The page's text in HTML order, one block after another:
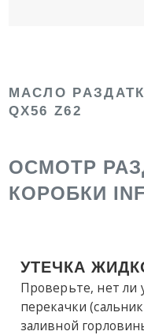
МАСЛО
QX56 Z62
ОСМОТР
КОРОБКИ
УТЕЧКА
Проверьте, нет ли
перекачки
заливной